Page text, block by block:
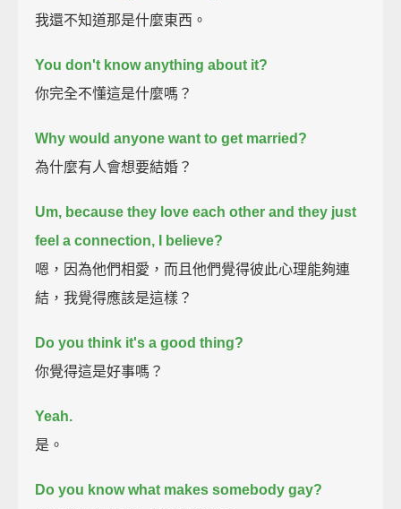
我還不知道那是什麼東西。
You don't know anything about it?
你完全不懂這是什麼嗎？
Why would anyone want to get married?
為什麼有人會想要結婚？
Um, because they love each other and they just
feel a connection, I believe?
嗯，因為他們相愛，而且他們覺得彼此心理能夠連
結，我覺得應該是這樣？
Do you think it's a good thing?
你覺得這是好事嗎？
Yeah.
是。
Do you know what makes somebody gay?